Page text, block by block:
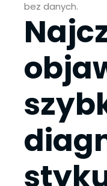
bez danych.